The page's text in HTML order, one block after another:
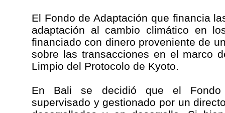
El Fondo de Adaptación que financia
adaptación al cambio climático en
financiado con dinero proveniente de
sobre las transacciones en el marco
Limpio del Protocolo de Kyoto.
En Bali se decidió que el Fondo
supervisado y gestionado por un